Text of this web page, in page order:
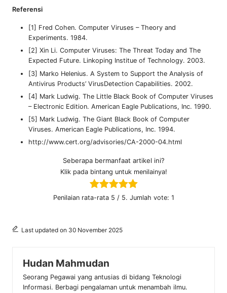
Referensi
[1] Fred Cohen. Computer Viruses – Theory and
Experiments. 1984.
[2] Xin Li. Computer Viruses: The Threat Today and The
Expected Future. Linkoping Institue of Technology. 2003.
[3] Marko Helenius. A System to Support the Analysis of
Antivirus Products’ VirusDetection Capabilities. 2002.
[4] Mark Ludwig. The Little Black Book of Computer Viruses
– Electronic Edition. American Eagle Publications, Inc. 1990.
[5] Mark Ludwig. The Giant Black Book of Computer
Viruses. American Eagle Publications, Inc. 1994.
http://www.cert.org/advisories/CA-2000-04.html
Seberapa bermanfaat artikel ini?
Klik pada bintang untuk menilainya!
Penilaian rata-rata 5 / 5. Jumlah vote: 1
Last updated on 30 November 2025
Hudan Mahmudan
Seorang Pegawai yang antusias di bidang Teknologi
Informasi. Berbagi pengalaman untuk menambah ilmu.